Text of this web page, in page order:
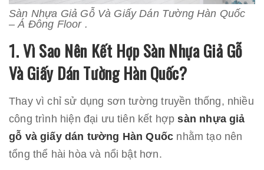
Sàn Nhựa Giả Gỗ Và Giấy Dán Tường Hàn Quốc
– Á Đông Floor .
1. Vì Sao Nên Kết Hợp Sàn Nhựa Giả Gỗ
Và Giấy Dán Tường Hàn Quốc?
Thay vì chỉ sử dụng sơn tường truyền thống, nhiều
công trình hiện đại ưu tiên kết hợpsàn nhựa giả
gỗ và giấy dán tường Hàn Quốc nhằm tạo nên
tổng thể hài hòa và nổi bật hơn.